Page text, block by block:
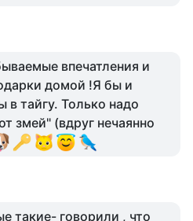
впечатления и
домой !Я бы и
в тайгу. Только надо
змей" (вдруг нечаянно
такие- говорили , что